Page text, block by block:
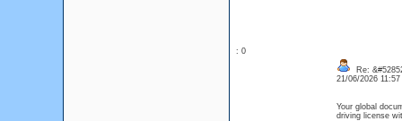
: 0
Re:
21/06/2026
Your global
driving license